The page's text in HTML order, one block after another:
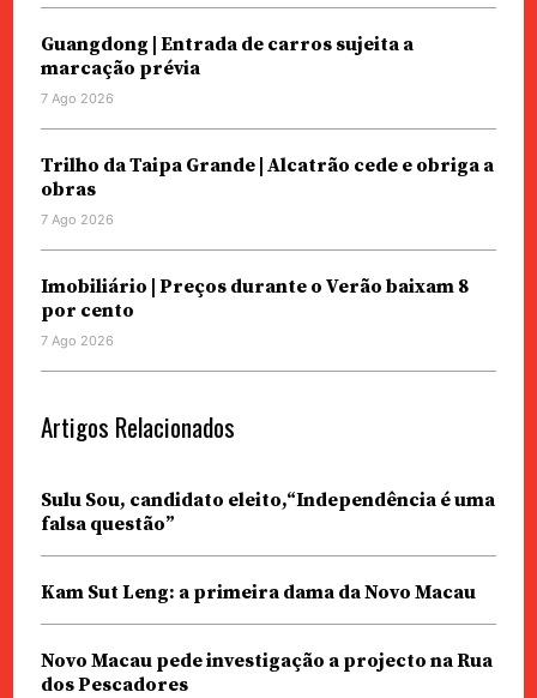
Guangdong | Entrada de carros sujeita a
marcação prévia
7 Ago 2026
Trilho da Taipa Grande | Alcatrão cede e obriga a
obras
7 Ago 2026
Imobiliário | Preços durante o Verão baixam 8
por cento
7 Ago 2026
Artigos Relacionados
Sulu Sou, candidato eleito,“Independência é uma
falsa questão”
Kam Sut Leng: a primeira dama da Novo Macau
Novo Macau pede investigação a projecto na Rua
dos Pescadores